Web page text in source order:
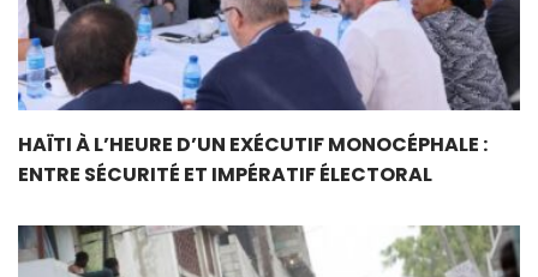
HAÏTI À L’HEURE D’UN EXÉCUTIF MONOCÉPHALE :
ENTRE SÉCURITÉ ET IMPÉRATIF ÉLECTORAL